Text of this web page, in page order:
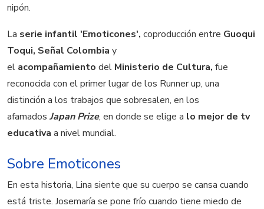
nipón.
La serie infantil 'Emoticones', coproducción entre Guoqui
Toqui, Señal Colombia y
el acompañamiento del Ministerio de Cultura, fue
reconocida con el primer lugar de los Runner up, una
distinción a los trabajos que sobresalen, en los
afamados Japan Prize, en donde se elige a lo mejor de tv
educativa a nivel mundial.
Sobre Emoticones
En esta historia, Lina siente que su cuerpo se cansa cuando
está triste. Josemaría se pone frío cuando tiene miedo de